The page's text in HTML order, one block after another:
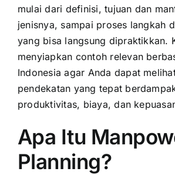
mulai dari definisi, tujuan dan
jenisnya, sampai proses langkah
yang bisa langsung dipraktikkan.
menyiapkan contoh relevan
Indonesia agar Anda dapat
pendekatan yang tepat
produktivitas, biaya, dan
Apa Itu
Planning?